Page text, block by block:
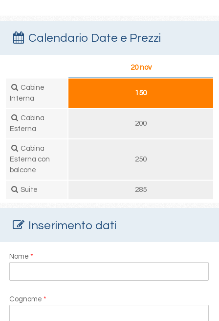
Calendario Date e Prezzi
20 nov
Cabine
Interna
150
Cabina
Esterna
200
Cabina
Esterna con
balcone
250
Suite 285
Inserimento dati
Nome *
Cognome *